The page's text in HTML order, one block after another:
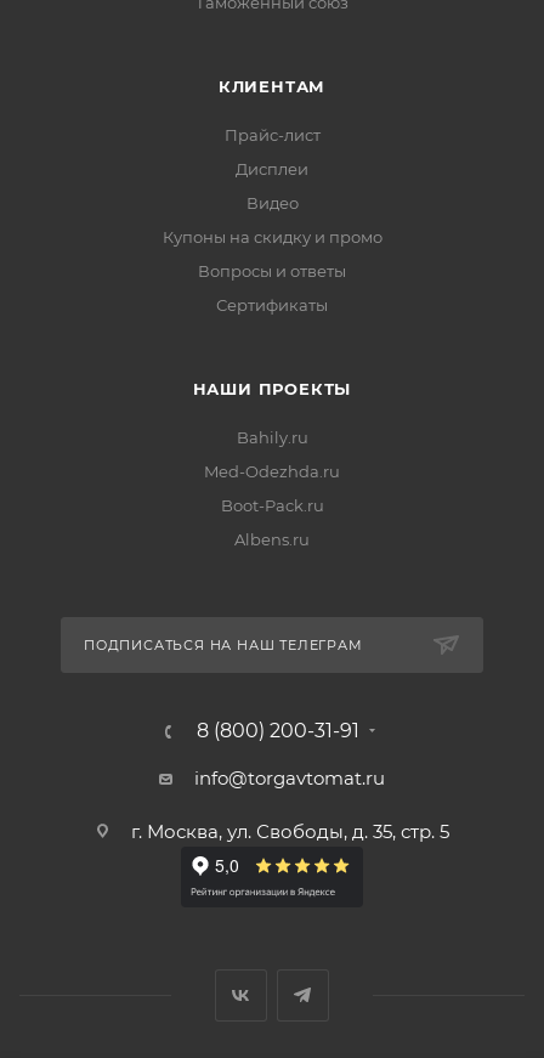
КЛИЕНТАМ
Прайс-лист
Дисплеи
Видео
Купоны на скидку и промо
Вопросы и ответы
Сертификаты
НАШИ ПРОЕКТЫ
Bahily.ru
Med-Odezhda.ru
Boot-Pack.ru
Albens.ru
ПОДПИСАТЬСЯ НА НАШ ТЕЛЕГРАМ
8 (800) 200-31-91
info@torgavtomat.ru
г. Москва, ул. Свободы, д. 35, стр. 5